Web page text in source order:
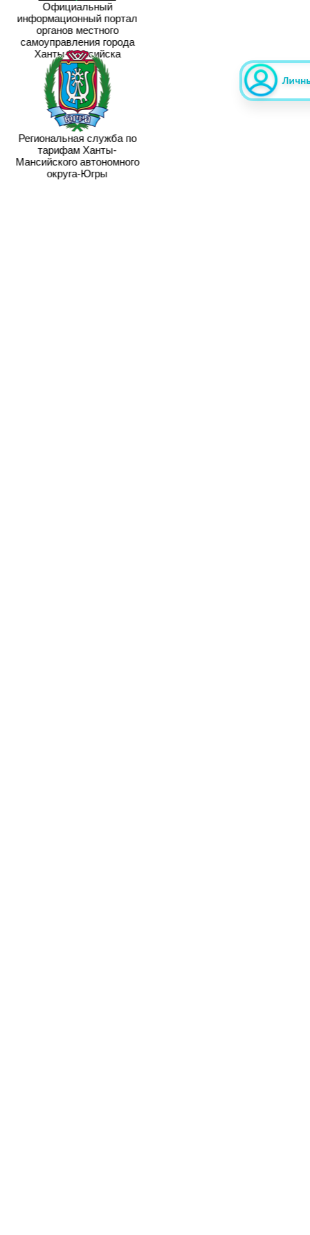
Официальный
информационный портал
органов местного
самоуправления города
Ханты-Мансийска
Региональная служба по
тарифам Ханты-
Мансийского автономного
округа-Югры